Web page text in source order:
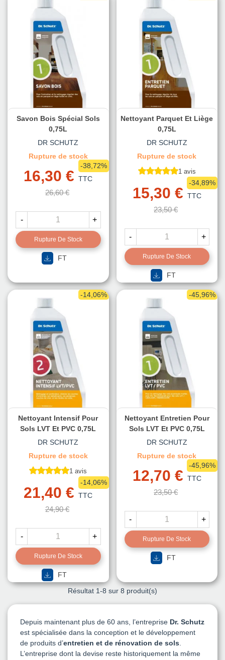
Savon Bois Spécial Sols
0,75L
DR SCHUTZ
Rupture de stock
16,30 € TTC
26,60 €
-38,72%
- +
Rupture De Stock
FT
Nettoyant Parquet Et Liège
0,75L
DR SCHUTZ
Rupture de stock
1 avis
15,30 € TTC
23,50 €
-34,89%
- +
Rupture De Stock
FT
-14,06%
Nettoyant Intensif Pour
Sols LVT Et PVC 0,75L
DR SCHUTZ
Rupture de stock
1 avis
21,40 € TTC
24,90 €
-14,06%
- +
Rupture De Stock
FT
-45,96%
Nettoyant Entretien Pour
Sols LVT Et PVC 0,75L
DR SCHUTZ
Rupture de stock
12,70 € TTC
23,50 €
-45,96%
- +
Rupture De Stock
FT
Résultat 1-8 sur 8 produit(s)
Depuis maintenant plus de 60 ans, l’entreprise Dr. Schutz
est spécialisée dans la conception et le développement
de produits d’entretien et de rénovation de sols
L’entreprise dont la devise reste historiquement la même